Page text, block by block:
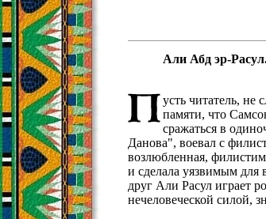
Али Абд эр-
усть читатель,
памяти, что
сражаться в
Данова", воевал с
возлюбленная,
и сделала уязвимым для
друг Али Расул играет
нечеловеческой силой,